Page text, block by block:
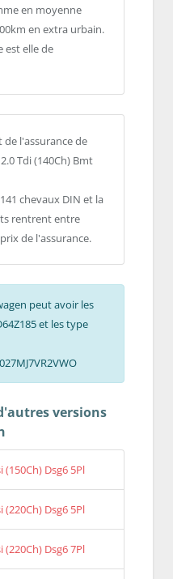
en moyenne
en extra urbain.
est elle de
de l'assurance de
Tdi (140Ch) Bmt
chevaux DIN et la
rentrent entre
de l'assurance.
peut avoir les
et les type
versions
(150Ch) Dsg6 5Pl
(220Ch) Dsg6 5Pl
(220Ch) Dsg6 7Pl